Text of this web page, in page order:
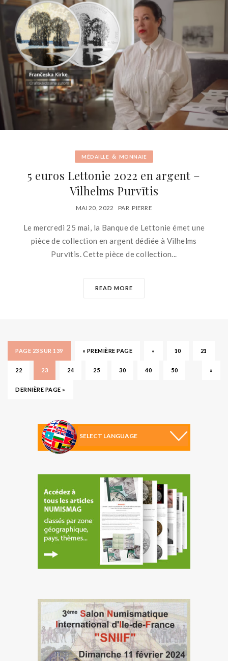
MÉDAILLE & MONNAIE
5 euros Lettonie 2022 en argent –
Vilhelms Purvītis
MAI 20, 2022 PAR PIERRE
Le mercredi 25 mai, la Banque de Lettonie émet une
pièce de collection en argent dédiée à Vilhelms
Purvītis. Cette pièce de collection...
READ MORE
PAGE 23 SUR 139 « PREMIÈRE PAGE « 10 21
22 23 24 25 30 40 50 »
DERNIÈRE PAGE »